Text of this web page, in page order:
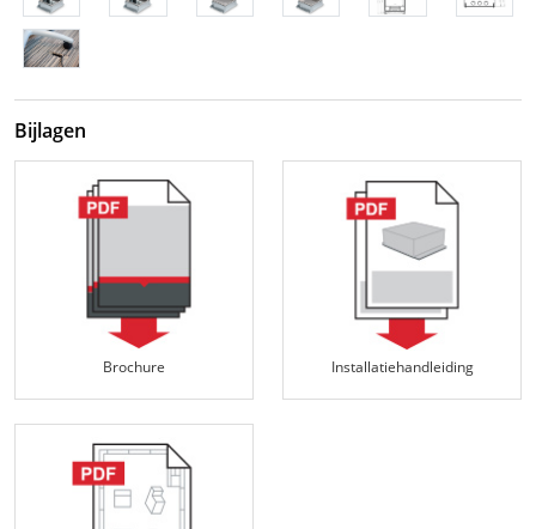
Bijlagen
Brochure Installatiehandleiding